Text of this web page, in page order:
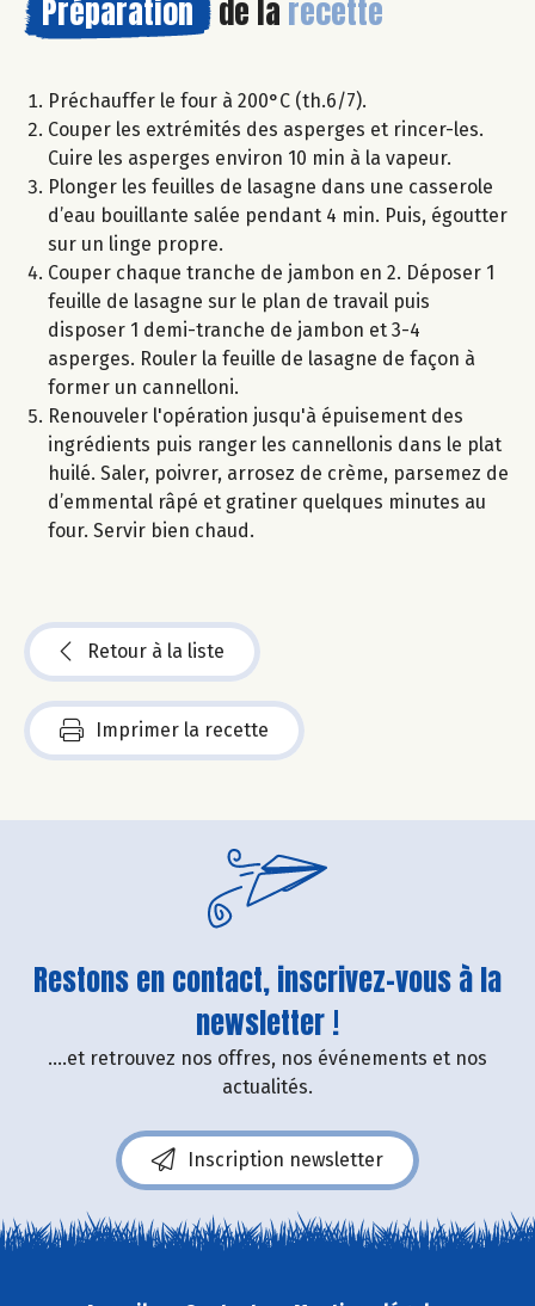
Préparation de la recette
Préchauffer le four à 200°C (th.6/7).
Couper les extrémités des asperges et rincer-les.
Cuire les asperges environ 10 min à la vapeur.
Plonger les feuilles de lasagne dans une casserole
d’eau bouillante salée pendant 4 min. Puis, égoutter
sur un linge propre.
Couper chaque tranche de jambon en 2. Déposer 1
feuille de lasagne sur le plan de travail puis
disposer 1 demi-tranche de jambon et 3-4
asperges. Rouler la feuille de lasagne de façon à
former un cannelloni.
Renouveler l'opération jusqu'à épuisement des
ingrédients puis ranger les cannellonis dans le plat
huilé. Saler, poivrer, arrosez de crème, parsemez de
d’emmental râpé et gratiner quelques minutes au
four. Servir bien chaud.
Retour à la liste
Imprimer la recette
Restons en contact, inscrivez-vous à la
newsletter !
....et retrouvez nos offres, nos événements et nos
actualités.
Inscription newsletter